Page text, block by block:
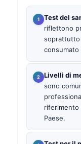
Test del
riflettono
soprattutto
consumato
Livelli di
sono
riferimento
Paese.